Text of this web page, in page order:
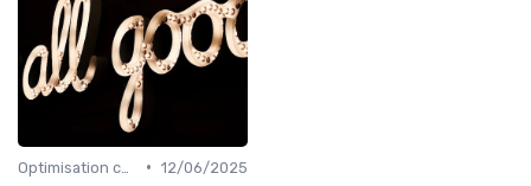
• 12/06/2025